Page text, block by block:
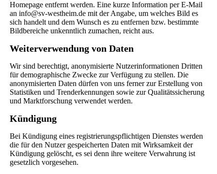
Homepage entfernt werden. Eine kurze Information per E-Mail
an info@sv-westheim.de mit der Angabe, um welches Bild es
sich handelt und dem Wunsch es zu entfernen bzw. bestimmte
Bildbereiche unkenntlich zumachen, reicht aus.
Weiterverwendung von Daten
Wir sind berechtigt, anonymisierte Nutzerinformationen Dritten
für demographische Zwecke zur Verfügung zu stellen. Die
anonymisierten Daten dürfen von uns ferner zur Erstellung von
Statistiken und Trenderkennungen sowie zur Qualitätssicherung
und Marktforschung verwendet werden.
Kündigung
Bei Kündigung eines registrierungspflichtigen Dienstes werden
die für den Nutzer gespeicherten Daten mit Wirksamkeit der
Kündigung gelöscht, es sei denn ihre weitere Verwahrung ist
gesetzlich vorgesehen.